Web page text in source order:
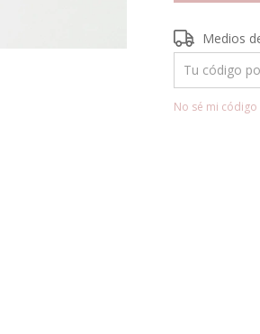
Entregas para
Medios
No sé mi